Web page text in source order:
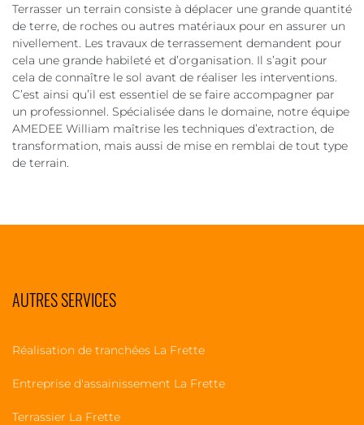
Terrasser un terrain consiste à déplacer une grande quantité
de terre, de roches ou autres matériaux pour en assurer un
nivellement. Les travaux de terrassement demandent pour
cela une grande habileté et d’organisation. Il s’agit pour
cela de connaître le sol avant de réaliser les interventions.
C’est ainsi qu’il est essentiel de se faire accompagner par
un professionnel. Spécialisée dans le domaine, notre équipe
AMEDEE William maîtrise les techniques d’extraction, de
transformation, mais aussi de mise en remblai de tout type
de terrain.
AUTRES SERVICES
Réalisation de tranchées La Frette
Entreprise d'assainissement La Frette
Terrassier La Frette